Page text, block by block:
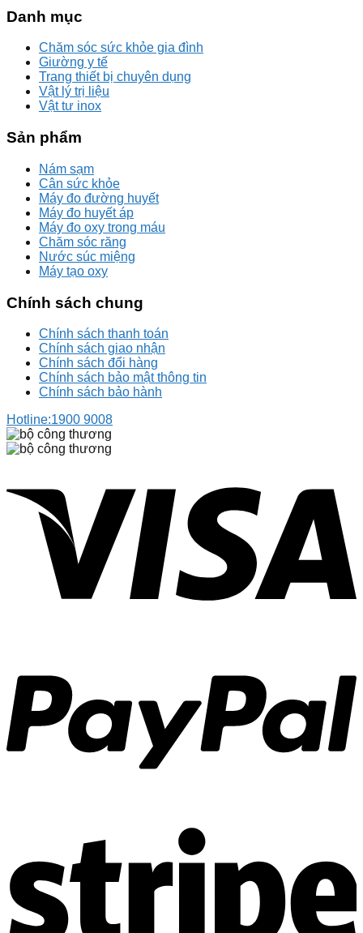
Danh mục
Chăm sóc sức khỏe gia đình
Giường y tế
Trang thiết bị chuyên dụng
Vật lý trị liệu
Vật tư inox
Sản phẩm
Nám sạm
Cân sức khỏe
Máy đo đường huyết
Máy đo huyết áp
Máy đo oxy trong máu
Chăm sóc răng
Nước súc miệng
Máy tạo oxy
Chính sách chung
Chính sách thanh toán
Chính sách giao nhận
Chính sách đổi hàng
Chính sách bảo mật thông tin
Chính sách bảo hành
Hotline:1900 9008